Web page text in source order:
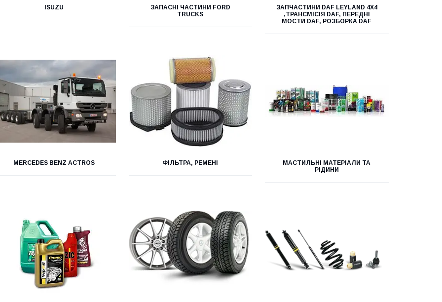
ISUZU
ЗАПАСНІ ЧАСТИНИ FORD
TRUCKS
ЗАПЧАСТИНИ DAF LEYLAND 4X4
,ТРАНСМІСІЯ DAF, ПЕРЕДНІ
МОСТИ DAF, РОЗБОРКА DAF
MERCEDES BENZ ACTROS ФІЛЬТРА, РЕМЕНІ
МАСТИЛЬНІ МАТЕРІАЛИ ТА
РІДИНИ